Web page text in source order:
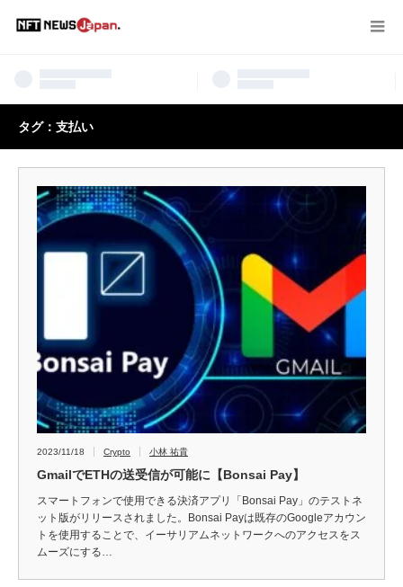
タグ：支払い
2023/11/18 Crypto 小林 祐貴
GmailでETHの送受信が可能に【Bonsai Pay】
スマートフォンで使用できる決済アプリ「Bonsai Pay」のテストネ
ット版がリリースされました。Bonsai Payは既存のGoogleアカウン
トを使用することで、イーサリアムネットワークへのアクセスをス
ムーズにする…